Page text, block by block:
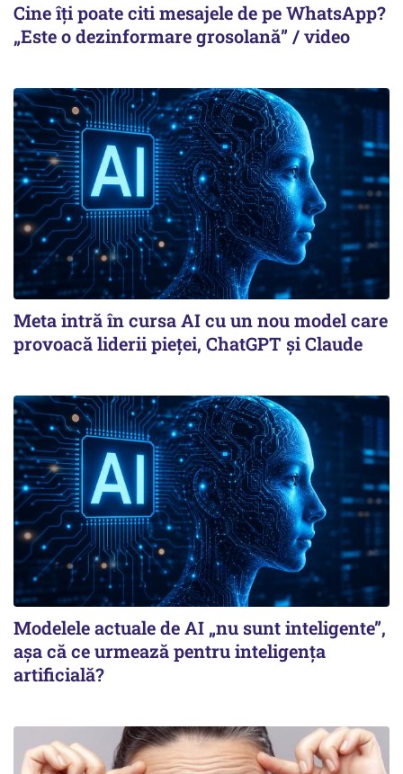
Cine îți poate citi mesajele de pe WhatsApp?
„Este o dezinformare grosolană” / video
Meta intră în cursa AI cu un nou model care
provoacă liderii pieței, ChatGPT și Claude
Modelele actuale de AI „nu sunt inteligente”,
așa că ce urmează pentru inteligența
artificială?